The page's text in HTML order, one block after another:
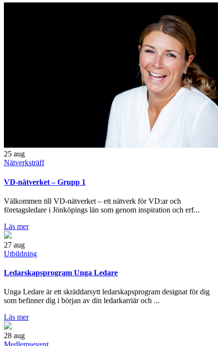
25 aug
Nätverksträff
VD-nätverket – Grupp 1
Välkommen till VD-nätverket – ett nätverk för VD:ar och
företagsledare i Jönköpings län som genom inspiration och erf...
Läs mer
27 aug
Utbildning
Ledarskapsprogram Unga Ledare
Unga Ledare är ett skräddarsytt ledarskapsprogram designat för dig
som befinner dig i början av din ledarkarriär och ...
Läs mer
28 aug